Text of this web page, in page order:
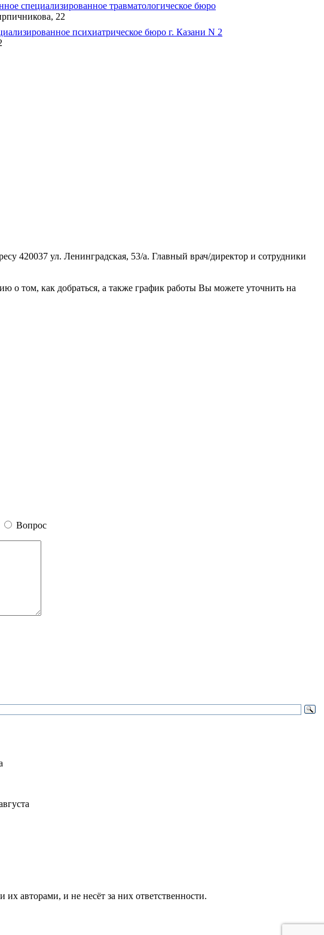
специализированное травматологическое бюро
22
психиатрическое бюро г. Казани N 2
420037 ул. Ленинградская, 53/а. Главный врач/директор и сотрудники
о том, как добраться, а также график работы Вы можете уточнить на
Вопрос
авторами, и не несёт за них ответственности.